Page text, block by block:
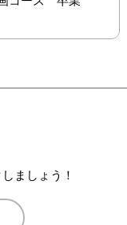
ましょう！